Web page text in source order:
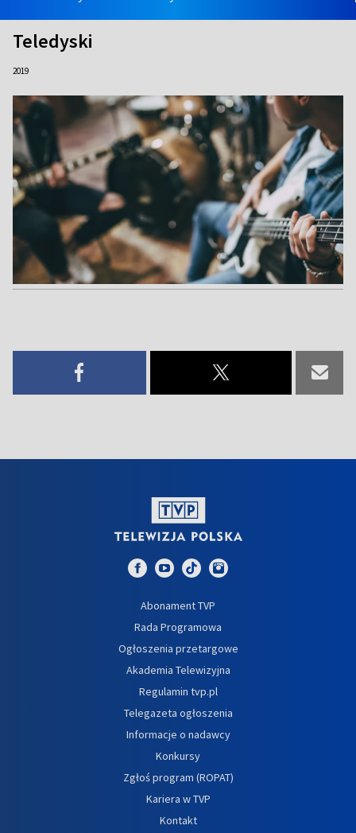
Teledyski
2019
Abonament TVP
Rada Programowa
Ogłoszenia przetargowe
Akademia Telewizyjna
Regulamin tvp.pl
Telegazeta ogłoszenia
Informacje o nadawcy
Konkursy
Zgłoś program (ROPAT)
Kariera w TVP
Kontakt